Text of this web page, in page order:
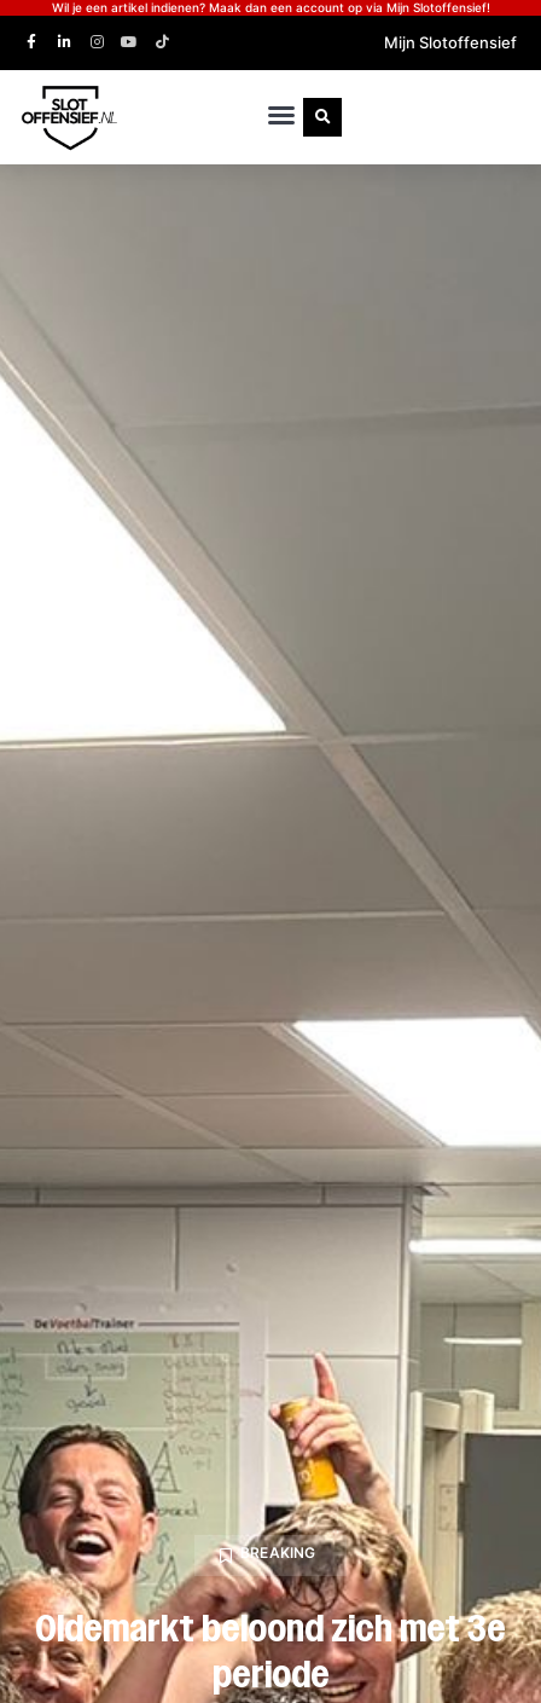
Wil je een artikel indienen? Maak dan een account op via Mijn Slotoffensief!
Mijn Slotoffensief
BREAKING
Oldemarkt beloond zich met 3e
periode